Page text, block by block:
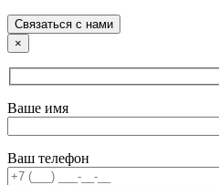
Связаться с нами
×
Ваше имя
Ваш телефон